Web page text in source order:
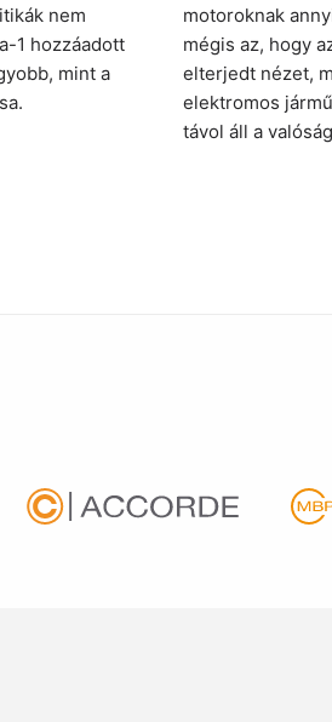
nem
1 hozzáadott
mint a
motoroknak
mégis az, hogy
elterjedt nézet,
elektromos
távol áll a